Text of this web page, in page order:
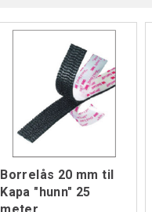
Borrelås 20 mm til
Kapa "hunn" 25